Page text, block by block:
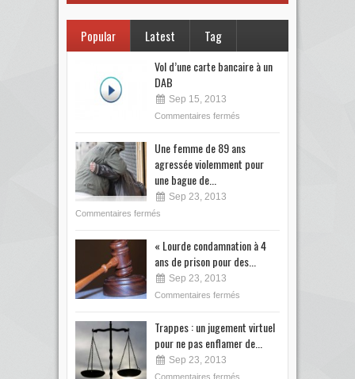
Popular Latest Tag
Vol d’une carte bancaire à un
DAB
Sep 15, 2013
Commentaires fermés
Une femme de 89 ans
agressée violemment pour
une bague de...
Sep 23, 2013
Commentaires fermés
« Lourde condamnation à 4
ans de prison pour des...
Sep 23, 2013
Commentaires fermés
Trappes : un jugement virtuel
pour ne pas enflamer de...
Sep 23, 2013
Commentaires fermés